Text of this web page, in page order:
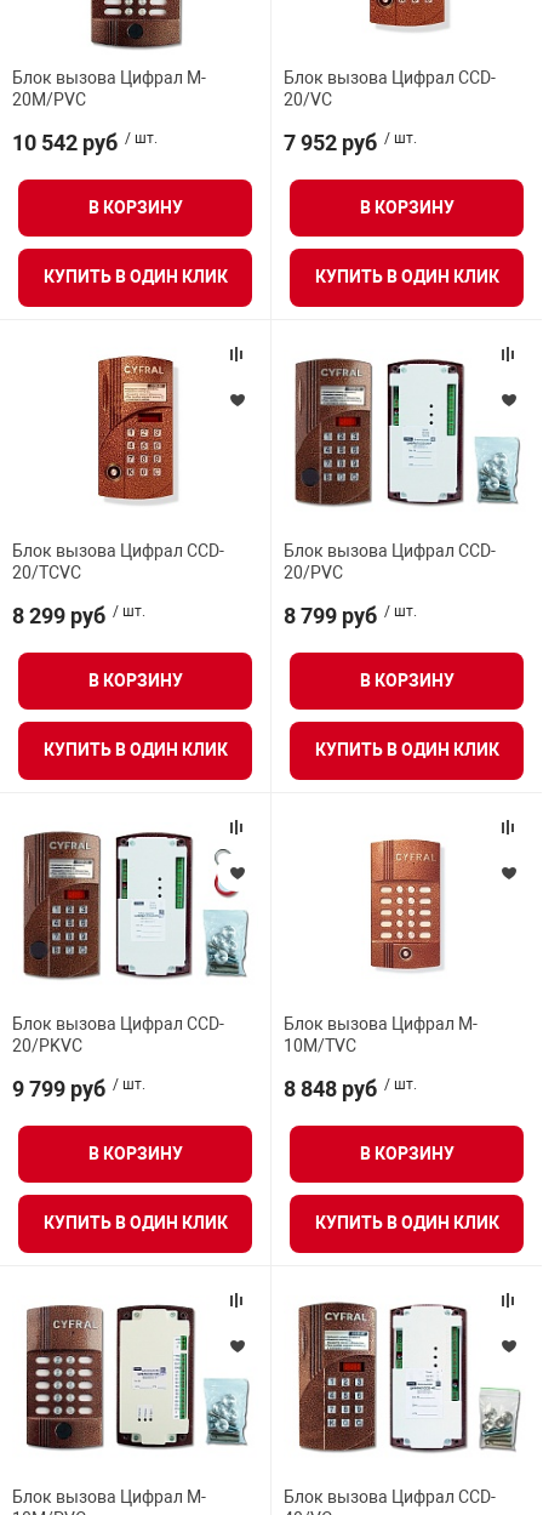
Блок вызова Цифрал M-
20M/PVC
10 542 руб / шт.
В КОРЗИНУ
КУПИТЬ В ОДИН КЛИК
Блок вызова Цифрал CCD-
20/VC
7 952 руб / шт.
В КОРЗИНУ
КУПИТЬ В ОДИН КЛИК
Блок вызова Цифрал CCD-
20/TCVC
8 299 руб / шт.
В КОРЗИНУ
КУПИТЬ В ОДИН КЛИК
Блок вызова Цифрал CCD-
20/PVC
8 799 руб / шт.
В КОРЗИНУ
КУПИТЬ В ОДИН КЛИК
Блок вызова Цифрал CCD-
20/PKVC
9 799 руб / шт.
В КОРЗИНУ
КУПИТЬ В ОДИН КЛИК
Блок вызова Цифрал M-
10M/TVC
8 848 руб / шт.
В КОРЗИНУ
КУПИТЬ В ОДИН КЛИК
Блок вызова Цифрал M-
Блок вызова Цифрал CCD-